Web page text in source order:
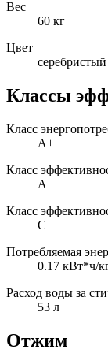
Вес
60 кг
Цвет
серебристый
Классы
Класс
A+
Класс
A
Класс
C
Потребляемая
0.17 кВт*ч/
Расход воды за
53 л
Отжим